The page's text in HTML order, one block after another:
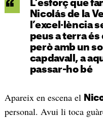
L’esforç que
Nicolás de la
l’excel·lència
peus a terra
però amb un
capdavall, a
passar-ho bé
Apareix en escena el
personal. Avui li toca